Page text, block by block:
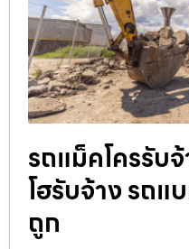
รถแม็คโครรับ
โฮรับจ้าง รถแ
ถูก